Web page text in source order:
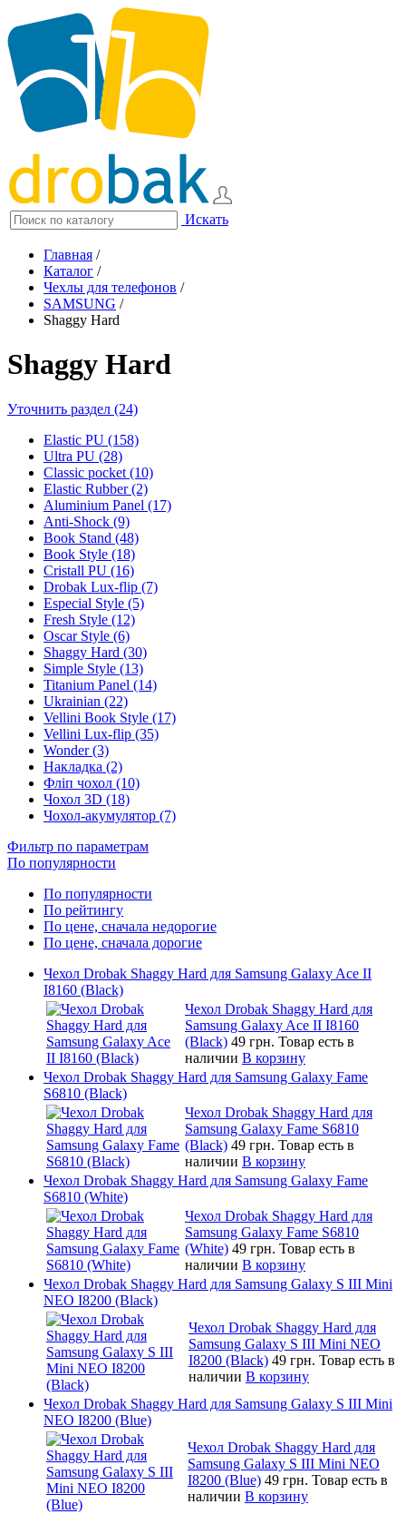
Искать
Главная /
Каталог /
Чехлы для телефонов /
SAMSUNG /
Shaggy Hard
Shaggy Hard
Уточнить раздел (24)
Elastic PU (158)
Ultra PU (28)
Classic pocket (10)
Elastic Rubber (2)
Aluminium Panel (17)
Anti-Shock (9)
Book Stand (48)
Book Style (18)
Cristall PU (16)
Drobak Lux-flip (7)
Especial Style (5)
Fresh Style (12)
Oscar Style (6)
Shaggy Hard (30)
Simple Style (13)
Titanium Panel (14)
Ukrainian (22)
Vellini Book Style (17)
Vellini Lux-flip (35)
Wonder (3)
Накладка (2)
Фліп чохол (10)
Чохол 3D (18)
Чохол-акумулятор (7)
Фильтр по параметрам
По популярности
По популярности
По рейтингу
По цене, сначала недорогие
По цене, сначала дорогие
Чехол Drobak Shaggy Hard для Samsung Galaxy Ace II
I8160 (Black)
Чехол Drobak Shaggy Hard для
Samsung Galaxy Ace II I8160
(Black) 49 грн. Товар есть в
наличии В корзину
Чехол Drobak Shaggy Hard для Samsung Galaxy Fame
S6810 (Black)
Чехол Drobak Shaggy Hard для
Samsung Galaxy Fame S6810
(Black) 49 грн. Товар есть в
наличии В корзину
Чехол Drobak Shaggy Hard для Samsung Galaxy Fame
S6810 (White)
Чехол Drobak Shaggy Hard для
Samsung Galaxy Fame S6810
(White) 49 грн. Товар есть в
наличии В корзину
Чехол Drobak Shaggy Hard для Samsung Galaxy S III Mini
NEO I8200 (Black)
Чехол Drobak Shaggy Hard для
Samsung Galaxy S III Mini NEO
I8200 (Black) 49 грн. Товар есть в
наличии В корзину
Чехол Drobak Shaggy Hard для Samsung Galaxy S III Mini
NEO I8200 (Blue)
Чехол Drobak Shaggy Hard для
Samsung Galaxy S III Mini NEO
I8200 (Blue) 49 грн. Товар есть в
наличии В корзину